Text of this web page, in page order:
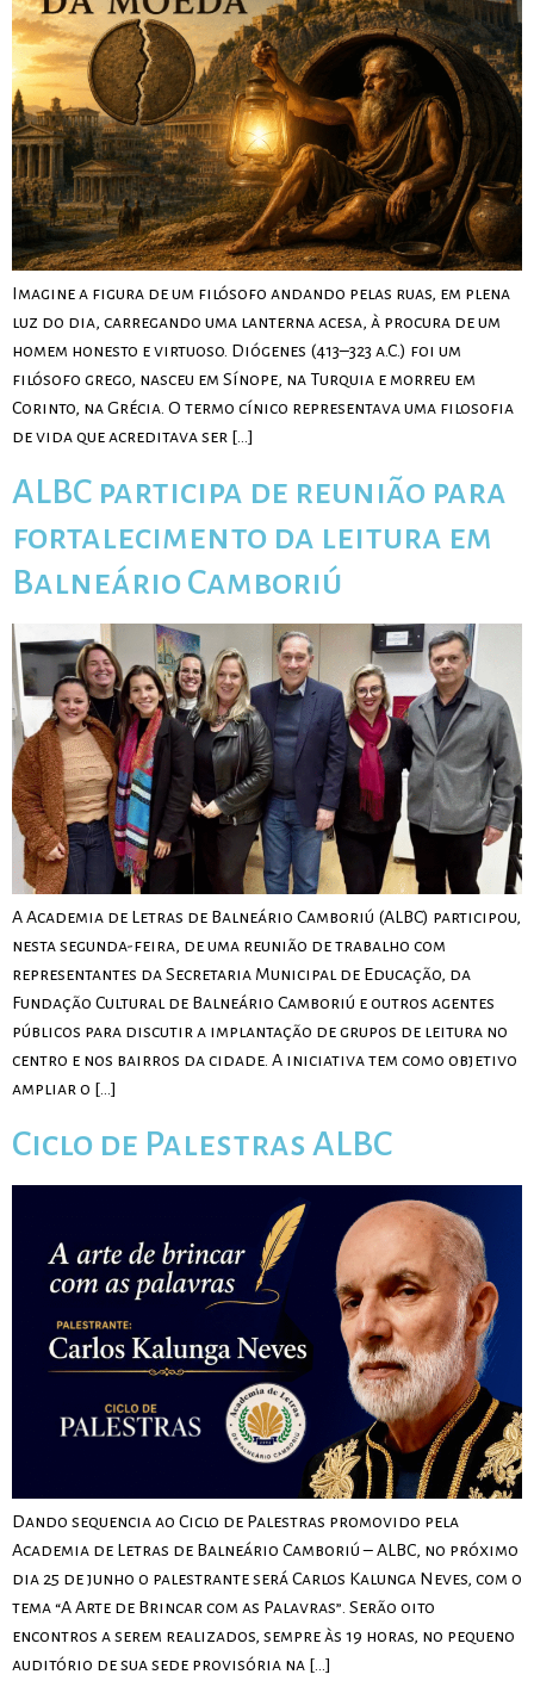
Imagine a figura de um filósofo andando pelas ruas, em plena
luz do dia, carregando uma lanterna acesa, à procura de um
homem honesto e virtuoso. Diógenes (413–323 a.C.) foi um
filósofo grego, nasceu em Sínope, na Turquia e morreu em
Corinto, na Grécia. O termo cínico representava uma filosofia
de vida que acreditava ser […]
ALBC participa de reunião para
fortalecimento da leitura em
Balneário Camboriú
A Academia de Letras de Balneário Camboriú (ALBC) participou,
nesta segunda-feira, de uma reunião de trabalho com
representantes da Secretaria Municipal de Educação, da
Fundação Cultural de Balneário Camboriú e outros agentes
públicos para discutir a implantação de grupos de leitura no
centro e nos bairros da cidade. A iniciativa tem como objetivo
ampliar o […]
Ciclo de Palestras ALBC
Dando sequencia ao Ciclo de Palestras promovido pela
Academia de Letras de Balneário Camboriú – ALBC, no próximo
dia 25 de junho o palestrante será Carlos Kalunga Neves, com o
tema “A Arte de Brincar com as Palavras”. Serão oito
encontros a serem realizados, sempre às 19 horas, no pequeno
auditório de sua sede provisória na […]